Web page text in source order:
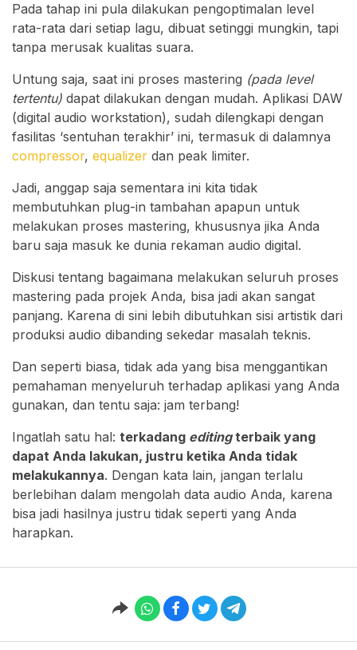
Pada tahap ini pula dilakukan pengoptimalan level
rata-rata dari setiap lagu, dibuat setinggi mungkin, tapi
tanpa merusak kualitas suara.
Untung saja, saat ini proses mastering (pada level
tertentu) dapat dilakukan dengan mudah. Aplikasi DAW
(digital audio workstation), sudah dilengkapi dengan
fasilitas ‘sentuhan terakhir’ ini, termasuk di dalamnya
compressor, equalizer dan peak limiter.
Jadi, anggap saja sementara ini kita tidak
membutuhkan plug-in tambahan apapun untuk
melakukan proses mastering, khususnya jika Anda
baru saja masuk ke dunia rekaman audio digital.
Diskusi tentang bagaimana melakukan seluruh proses
mastering pada projek Anda, bisa jadi akan sangat
panjang. Karena di sini lebih dibutuhkan sisi artistik dari
produksi audio dibanding sekedar masalah teknis.
Dan seperti biasa, tidak ada yang bisa menggantikan
pemahaman menyeluruh terhadap aplikasi yang Anda
gunakan, dan tentu saja: jam terbang!
Ingatlah satu hal: terkadang editingterbaik yang
dapat Anda lakukan, justru ketika Anda tidak
melakukannya. Dengan kata lain, jangan terlalu
berlebihan dalam mengolah data audio Anda, karena
bisa jadi hasilnya justru tidak seperti yang Anda
harapkan.